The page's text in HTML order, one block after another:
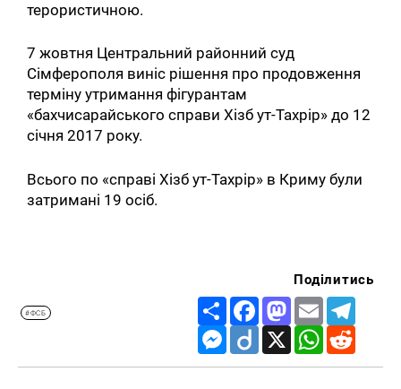
терористичною.
7 жовтня Центральний районний суд
Сімферополя виніс рішення про продовження
терміну утримання фігурантам
«бахчисарайського справи Хізб ут-Тахрір» до 12
січня 2017 року.
Всього по «справі Хізб ут-Тахрір» в Криму були
затримані 19 осіб.
#ФСБ
Поділитись
Share FacebookMastodon
Email
Messenger
Diigo X WhatsApp